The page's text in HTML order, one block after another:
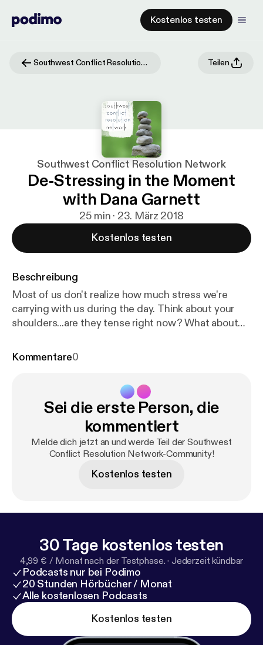
Kostenlos testen
Southwest Conflict Resolution Network Teilen
Southwest Conflict Resolution Network
De-Stressing in the Moment
with Dana Garnett
25 min · 23. März 2018
Kostenlos testen
Beschreibung
Most of us don't realize how much stress we're
carrying with us during the day. Think about your
shoulders...are they tense right now? What about
heart? Dana Garnett talks about how simply
Kommentare0
Sei die erste Person, die
kommentiert
Melde dich jetzt an und werde Teil der Southwest
Conflict Resolution Network-Community!
Kostenlos testen
30 Tage kostenlos testen
4,99 € / Monat nach der Testphase. · Jederzeit kündbar
Podcasts nur bei Podimo
20 Stunden Hörbücher / Monat
Alle kostenlosen Podcasts
Kostenlos testen